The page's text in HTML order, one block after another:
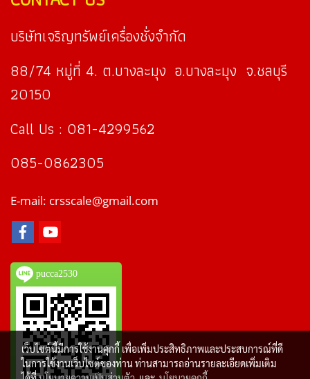
บริษัทเจริญทรัพย์เครื่องชั่งจำกัด
88/74 หมู่ที่ 4. ต.บางละมุง อ.บางละมุง จ.ชลบุรี
20150
Call Us : 081-4299562
085-0862305
E-mail: crsscale@gmail.com
pucca2530
เว็บไซต์นี้มีการใช้งานคุกกี้ เพื่อเพิ่มประสิทธิภาพและประสบการณ์ที่ดี
ในการใช้งานเว็บไซต์ของท่าน ท่านสามารถอ่านรายละเอียดเพิ่มเติม